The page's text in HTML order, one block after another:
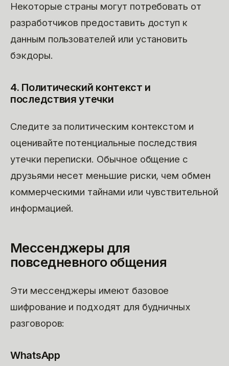
Некоторые страны могут потребовать от
разработчиков предоставить доступ к
данным пользователей или установить
бэкдоры.
4. Политический контекст и
последствия утечки
Следите за политическим контекстом и
оценивайте потенциальные последствия
утечки переписки. Обычное общение с
друзьями несет меньшие риски, чем обмен
коммерческими тайнами или чувствительной
информацией.
Мессенджеры для
повседневного общения
Эти мессенджеры имеют базовое
шифрование и подходят для будничных
разговоров:
WhatsApp